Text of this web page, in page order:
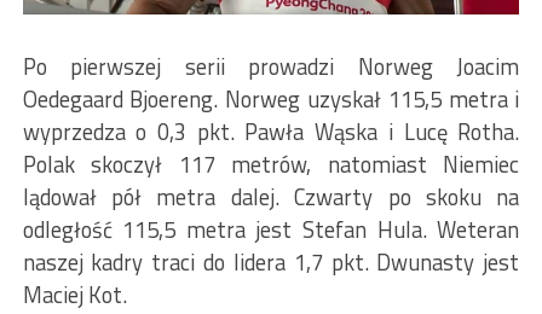
Po pierwszej serii prowadzi Norweg Joacim
Oedegaard Bjoereng. Norweg uzyskał 115,5 metra i
wyprzedza o 0,3 pkt. Pawła Wąska i Lucę Rotha.
Polak skoczył 117 metrów, natomiast Niemiec
lądował pół metra dalej. Czwarty po skoku na
odległość 115,5 metra jest Stefan Hula. Weteran
naszej kadry traci do lidera 1,7 pkt. Dwunasty jest
Maciej Kot.